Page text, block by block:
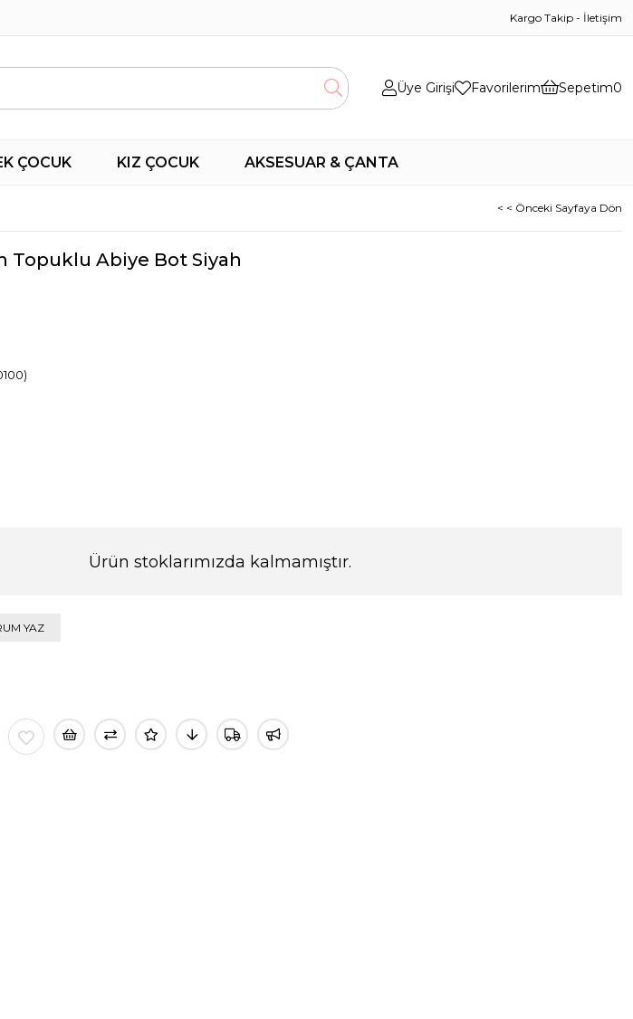
Kargo Takip - İletişim
Üye Girişi Favorilerim Sepetim0
ÇOCUK KIZ ÇOCUK AKSESUAR & ÇANTA
< < Önceki Sayfaya Dön
Topuklu Abiye Bot Siyah
Ürün stoklarımızda kalmamıştır.
YAZ